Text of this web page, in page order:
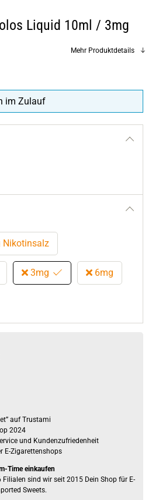
Liquid 10ml / 3mg
Mehr Produktdetails
im Zulauf
Nikotinsalz
3mg 6mg
auf Trustami
2024
und Kundenzufriedenheit
E-Zigarettenshops
Time einkaufen
sind wir seit 2015 Dein Shop für E-
Sweets.